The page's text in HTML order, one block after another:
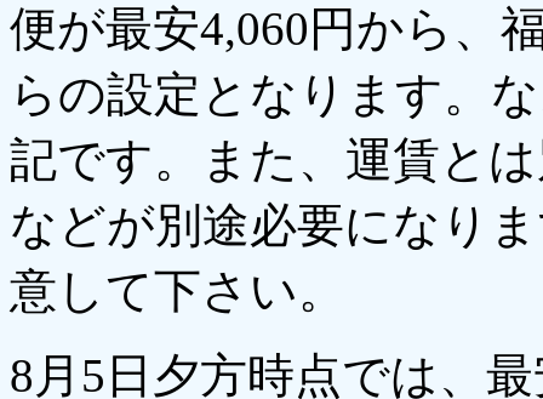
便が最安4,060円から、
らの設定となります。
記です。また、運賃と
などが別途必要になり
意して下さい。
8月5日夕方時点では、